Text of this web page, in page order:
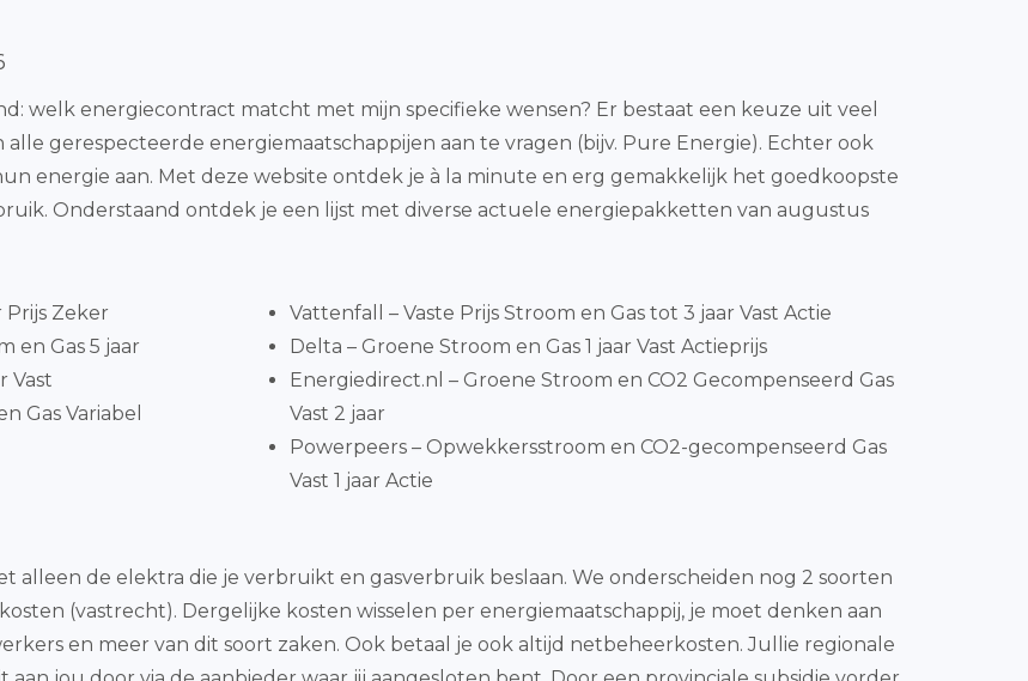
welk energiecontract matcht met mijn specifieke wensen? Er bestaat een keuze uit veel
alle gerespecteerde energiemaatschappijen aan te vragen (bijv. Pure Energie). Echter ook
energie aan. Met deze website ontdek je à la minute en erg gemakkelijk het goedkoopste
Onderstaand ontdek je een lijst met diverse actuele energiepakketten van augustus
Prijs Zeker
en Gas 5 jaar
Vast
Gas Variabel
Vattenfall – Vaste Prijs Stroom en Gas tot 3 jaar Vast Actie
Delta – Groene Stroom en Gas 1 jaar Vast Actieprijs
Energiedirect.nl – Groene Stroom en CO2 Gecompenseerd Gas
Vast 2 jaar
Powerpeers – Opwekkersstroom en CO2-gecompenseerd Gas
Vast 1 jaar Actie
alleen de elektra die je verbruikt en gasverbruik beslaan. We onderscheiden nog 2 soorten
(vastrecht). Dergelijke kosten wisselen per energiemaatschappij, je moet denken aan
en meer van dit soort zaken. Ook betaal je ook altijd netbeheerkosten. Jullie regionale